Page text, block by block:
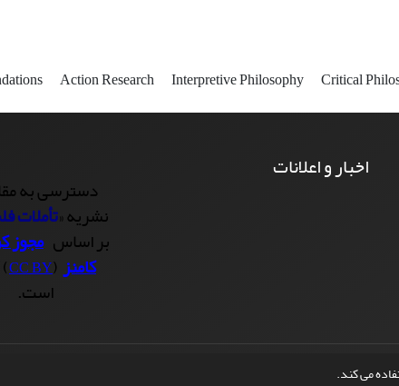
می کند.
Action Research Interpretive Philosophy Critical
اخبار و اعلانات
دسترسی به
نشریه «تأملات
بر اساس مجوز
کامنز(
CC BY
)
است.
سازی از